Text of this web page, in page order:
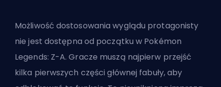
Możliwość dostosowania wyglądu protagonisty
nie jest dostępna od początku w Pokémon
Legends: Z-A. Gracze muszą najpierw przejść
kilka pierwszych części głównej fabuły, aby